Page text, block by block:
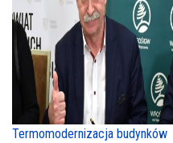
Termomodernizacja budynków